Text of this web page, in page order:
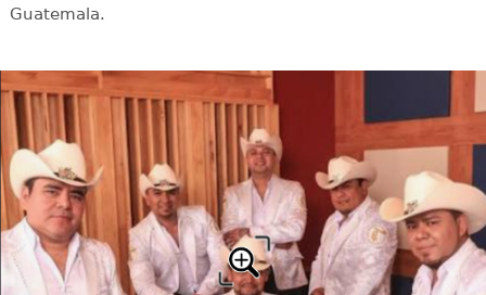
Guatemala.